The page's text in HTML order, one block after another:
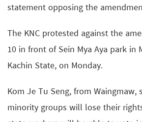
statement opposing the
The KNC protested against the
10 in front of Sein Mya Aya park in
Kachin State, on Monday.
Kom Je Tu Seng, from Waingmaw,
minority groups will lose their